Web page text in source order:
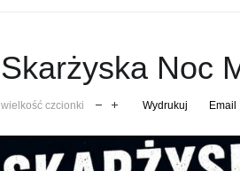
Skarżyska Noc
wielkość czcionki Wydrukuj Email